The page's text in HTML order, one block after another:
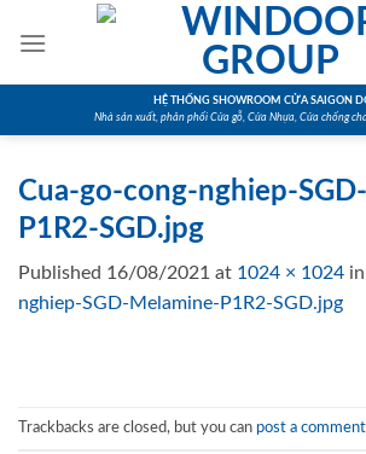
HỆ THỐNG SHOWROOM CỬA SAIGON
Nhà sản xuất, phân phối Cửa gỗ, Cửa Nhựa, Cửa chống
Cua-go-cong-nghiep-
P1R2-SGD.jpg
Published 16/08/2021 at 1024 × 1024 in
nghiep-SGD-Melamine-P1R2-SGD.jpg
Trackbacks are closed, but you can post a comment